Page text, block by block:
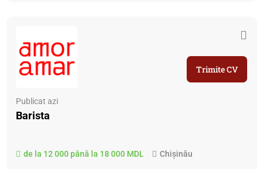
Publicat azi
Barista
de la 12 000 până la 18 000 MDL Chișinău
Trimite CV